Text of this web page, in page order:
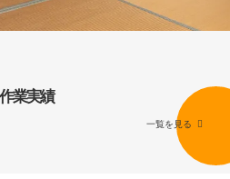
作業実績
一覧を見る